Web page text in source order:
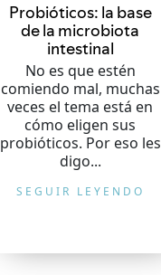
Probióticos: la base
de la microbiota
intestinal
No es que estén
comiendo mal, muchas
veces el tema está en
cómo eligen sus
probióticos. Por eso les
digo...
SEGUIR LEYENDO